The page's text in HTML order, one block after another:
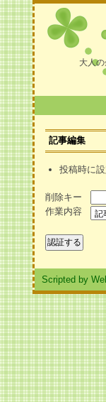
大人
記事編集
投稿時に
削除キー
作業内容
Scripted by